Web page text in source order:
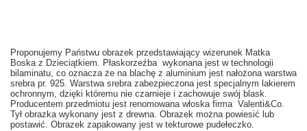
Proponujemy Państwu obrazek przedstawiający wizerunek Matka
Boska z Dzieciątkiem. Płaskorzeźba wykonana jest w technologii
bilaminatu, co oznacza że na blachę z aluminium jest nałożona warstwa
srebra pr. 925. Warstwa srebra zabezpieczona jest specjalnym lakierem
ochronnym, dzięki któremu nie czarnieje i zachowuje swój blask.
Producentem przedmiotu jest renomowana włoska firma Valenti&Co.
Tył obrazka wykonany jest z drewna. Obrazek można powiesić lub
postawić. Obrazek zapakowany jest w tekturowe pudełeczko.